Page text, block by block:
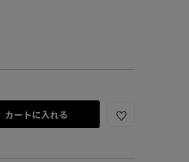
カートに入れる